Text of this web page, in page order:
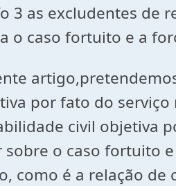
3 as excludentes de
o caso fortuito e a
por fato do
civil objetiva
sobre o caso fortuito
como é a relação de